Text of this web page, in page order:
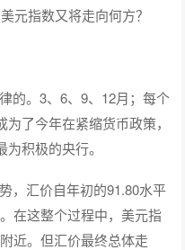
元指数又将走向何方？
的。3、6、9、12月；每个
了今年在紧缩货币政策，
积极的央行。
，汇价自年初的91.80水平
在这整个过程中，美元指
近。但汇价最终总体走